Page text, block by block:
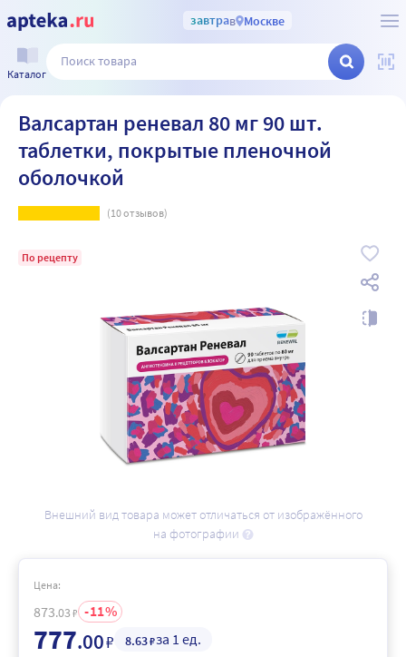
завтрав Москве
Каталог
Валсартан реневал 80 мг 90 шт.
таблетки, покрытые пленочной
оболочкой
(10отзывов)
По рецепту
Внешний вид товара может отличаться от изображённого
на фотографии
Цена:
873.03 ₽ 11
777.00₽ 8.63₽за 1 ед.